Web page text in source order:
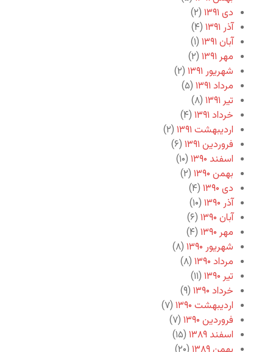
دی ۱۳۹۱
(۲)
آذر ۱۳۹۱
(۴)
آبان ۱۳۹۱
(۱)
مهر ۱۳۹۱
(۲)
شهریور ۱۳۹۱
(۲)
مرداد ۱۳۹۱
(۵)
تیر ۱۳۹۱
(۸)
خرداد ۱۳۹۱
(۴)
اردیبهشت ۱۳۹۱
(۲)
فروردین ۱۳۹۱
(۶)
اسفند ۱۳۹۰
(۱۰)
بهمن ۱۳۹۰
(۲)
دی ۱۳۹۰
(۴)
آذر ۱۳۹۰
(۱۰)
آبان ۱۳۹۰
(۶)
مهر ۱۳۹۰
(۴)
شهریور ۱۳۹۰
(۸)
مرداد ۱۳۹۰
(۸)
تیر ۱۳۹۰
(۱۱)
خرداد ۱۳۹۰
(۹)
اردیبهشت ۱۳۹۰
(۷)
فروردین ۱۳۹۰
(۷)
اسفند ۱۳۸۹
(۱۵)